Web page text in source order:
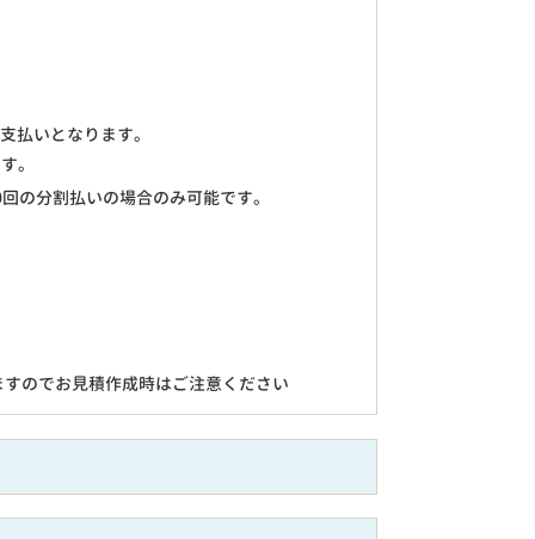
払いとなります。
。
の分割払いの場合のみ可能です。
のでお見積作成時はご注意ください